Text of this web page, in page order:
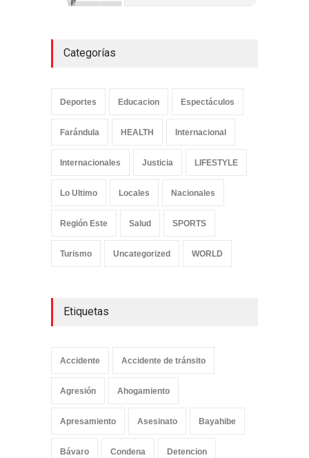
Categorías
Deportes Educacion Espectáculos
Farándula HEALTH Internacional
Internacionales Justicia LIFESTYLE
Lo Ultimo Locales Nacionales
Región Este Salud SPORTS
Turismo Uncategorized WORLD
Etiquetas
Accidente Accidente de tránsito
Agresión Ahogamiento
Apresamiento Asesinato Bayahibe
Bávaro Condena Detencion